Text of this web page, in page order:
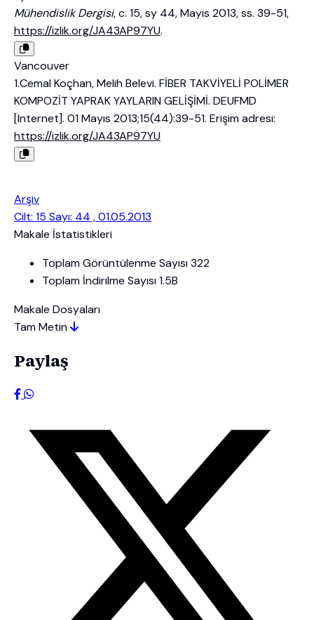
Mühendislik Dergisi, c. 15, sy 44, Mayıs 2013, ss. 39-51,
https://izlik.org/JA43AP97YU.
Vancouver
1.Cemal Koçhan, Melih Belevi. FİBER TAKVİYELİ POLİMER
KOMPOZİT YAPRAK YAYLARIN GELİŞİMİ. DEUFMD
[Internet]. 01 Mayıs 2013;15(44):39-51. Erişim adresi:
https://izlik.org/JA43AP97YU
Arşiv
Cilt: 15 Sayı: 44 , 01.05.2013
Makale İstatistikleri
Toplam Görüntülenme Sayısı322
Toplam İndirilme Sayısı1.5B
Makale Dosyaları
Tam Metin
Paylaş